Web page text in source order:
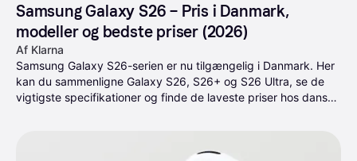
Samsung Galaxy S26 – Pris i Danmark,
modeller og bedste priser (2026)
Af Klarna
Samsung Galaxy S26-serien er nu tilgængelig i Danmark. Her
kan du sammenligne Galaxy S26, S26+ og S26 Ultra, se de
vigtigste specifikationer og finde de laveste priser hos danske